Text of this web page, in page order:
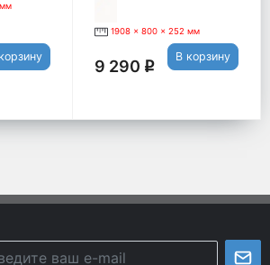
1908 x 800 x 252 мм
9 290 q
В корзину